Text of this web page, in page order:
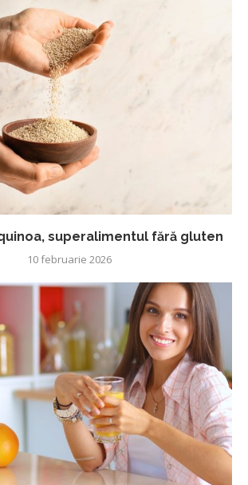
superalimentul fără gluten
10 februarie 2026